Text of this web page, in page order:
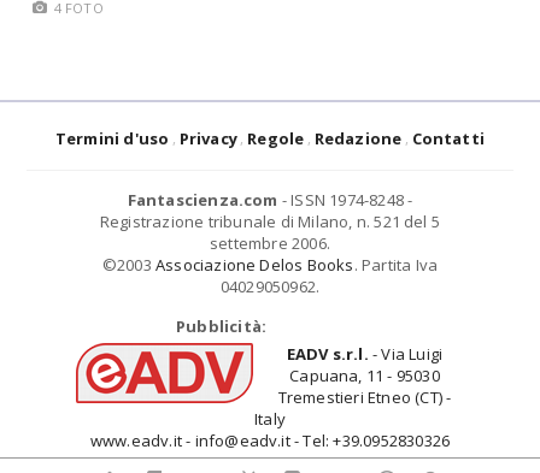
4 FOTO
Termini d'uso Privacy Regole Redazione Contatti
Fantascienza.com - ISSN 1974-8248 -
Registrazione tribunale di Milano, n. 521 del 5
settembre 2006.
©2003 Associazione Delos Books. Partita Iva
04029050962.
Pubblicità:
EADV s.r.l. - Via Luigi
Capuana, 11 - 95030
Tremestieri Etneo (CT) -
Italy
www.eadv.it - info@eadv.it - Tel: +39.0952830326